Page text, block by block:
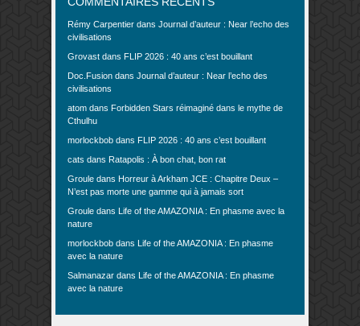
Rémy Carpentier dans Journal d’auteur : Near l’echo des
civilisations
Grovast dans FLIP 2026 : 40 ans c’est bouillant
Doc.Fusion dans Journal d’auteur : Near l’echo des
civilisations
atom dans Forbidden Stars réimaginé dans le mythe de
Cthulhu
morlockbob dans FLIP 2026 : 40 ans c’est bouillant
cats dans Ratapolis : À bon chat, bon rat
Groule dans Horreur à Arkham JCE : Chapitre Deux –
N’est pas morte une gamme qui à jamais sort
Groule dans Life of the AMAZONIA : En phasme avec la
nature
morlockbob dans Life of the AMAZONIA : En phasme
avec la nature
Salmanazar dans Life of the AMAZONIA : En phasme
avec la nature